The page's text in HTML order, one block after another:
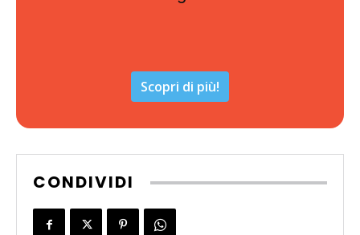
Scopri di più!
CONDIVIDI